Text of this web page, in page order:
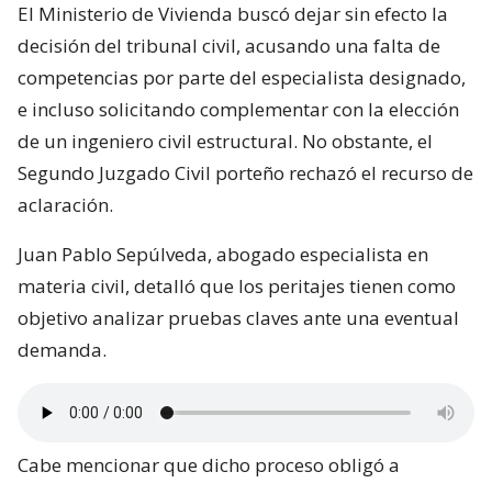
El Ministerio de Vivienda buscó dejar sin efecto la
decisión del tribunal civil, acusando una falta de
competencias por parte del especialista designado,
e incluso solicitando complementar con la elección
de un ingeniero civil estructural. No obstante, el
Segundo Juzgado Civil porteño rechazó el recurso de
aclaración.
Juan Pablo Sepúlveda, abogado especialista en
materia civil, detalló que los peritajes tienen como
objetivo analizar pruebas claves ante una eventual
demanda.
Cabe mencionar que dicho proceso obligó a